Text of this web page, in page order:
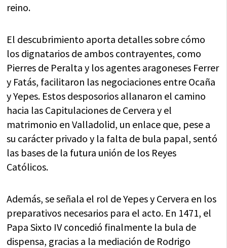
reino.
El descubrimiento aporta detalles sobre cómo
los dignatarios de ambos contrayentes, como
Pierres de Peralta y los agentes aragoneses Ferrer
y Fatás, facilitaron las negociaciones entre Ocaña
y Yepes. Estos desposorios allanaron el camino
hacia las Capitulaciones de Cervera y el
matrimonio en Valladolid, un enlace que, pese a
su carácter privado y la falta de bula papal, sentó
las bases de la futura unión de los Reyes
Católicos.
Además, se señala el rol de Yepes y Cervera en los
preparativos necesarios para el acto. En 1471, el
Papa Sixto IV concedió finalmente la bula de
dispensa, gracias a la mediación de Rodrigo